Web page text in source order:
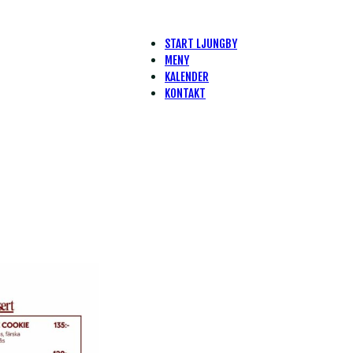
START LJUNGBY
MENY
KALENDER
KONTAKT